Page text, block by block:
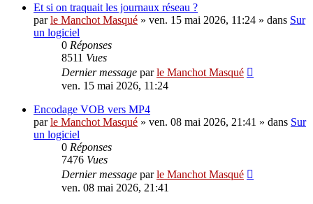
Et si on traquait les journaux réseau ?
parle Manchot Masqué » ven. 15 mai 2026, 11:24 » dans Sur
un logiciel
0 Réponses
8511 Vues
Dernier message parle Manchot Masqué
ven. 15 mai 2026, 11:24
Encodage VOB vers MP4
parle Manchot Masqué » ven. 08 mai 2026, 21:41 » dans Sur
un logiciel
0 Réponses
7476 Vues
Dernier message parle Manchot Masqué
ven. 08 mai 2026, 21:41